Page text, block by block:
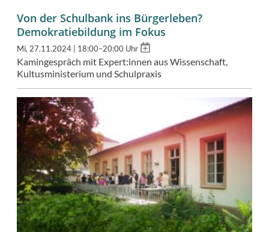
Von der Schulbank ins Bürgerleben?
Demokratiebildung im Fokus
Mi, 27.11.2024 | 18:00–20:00 Uhr Add
calendar
Kamingespräch mit Expert:innen aus Wissenschaft,
Kultusministerium und Schulpraxis